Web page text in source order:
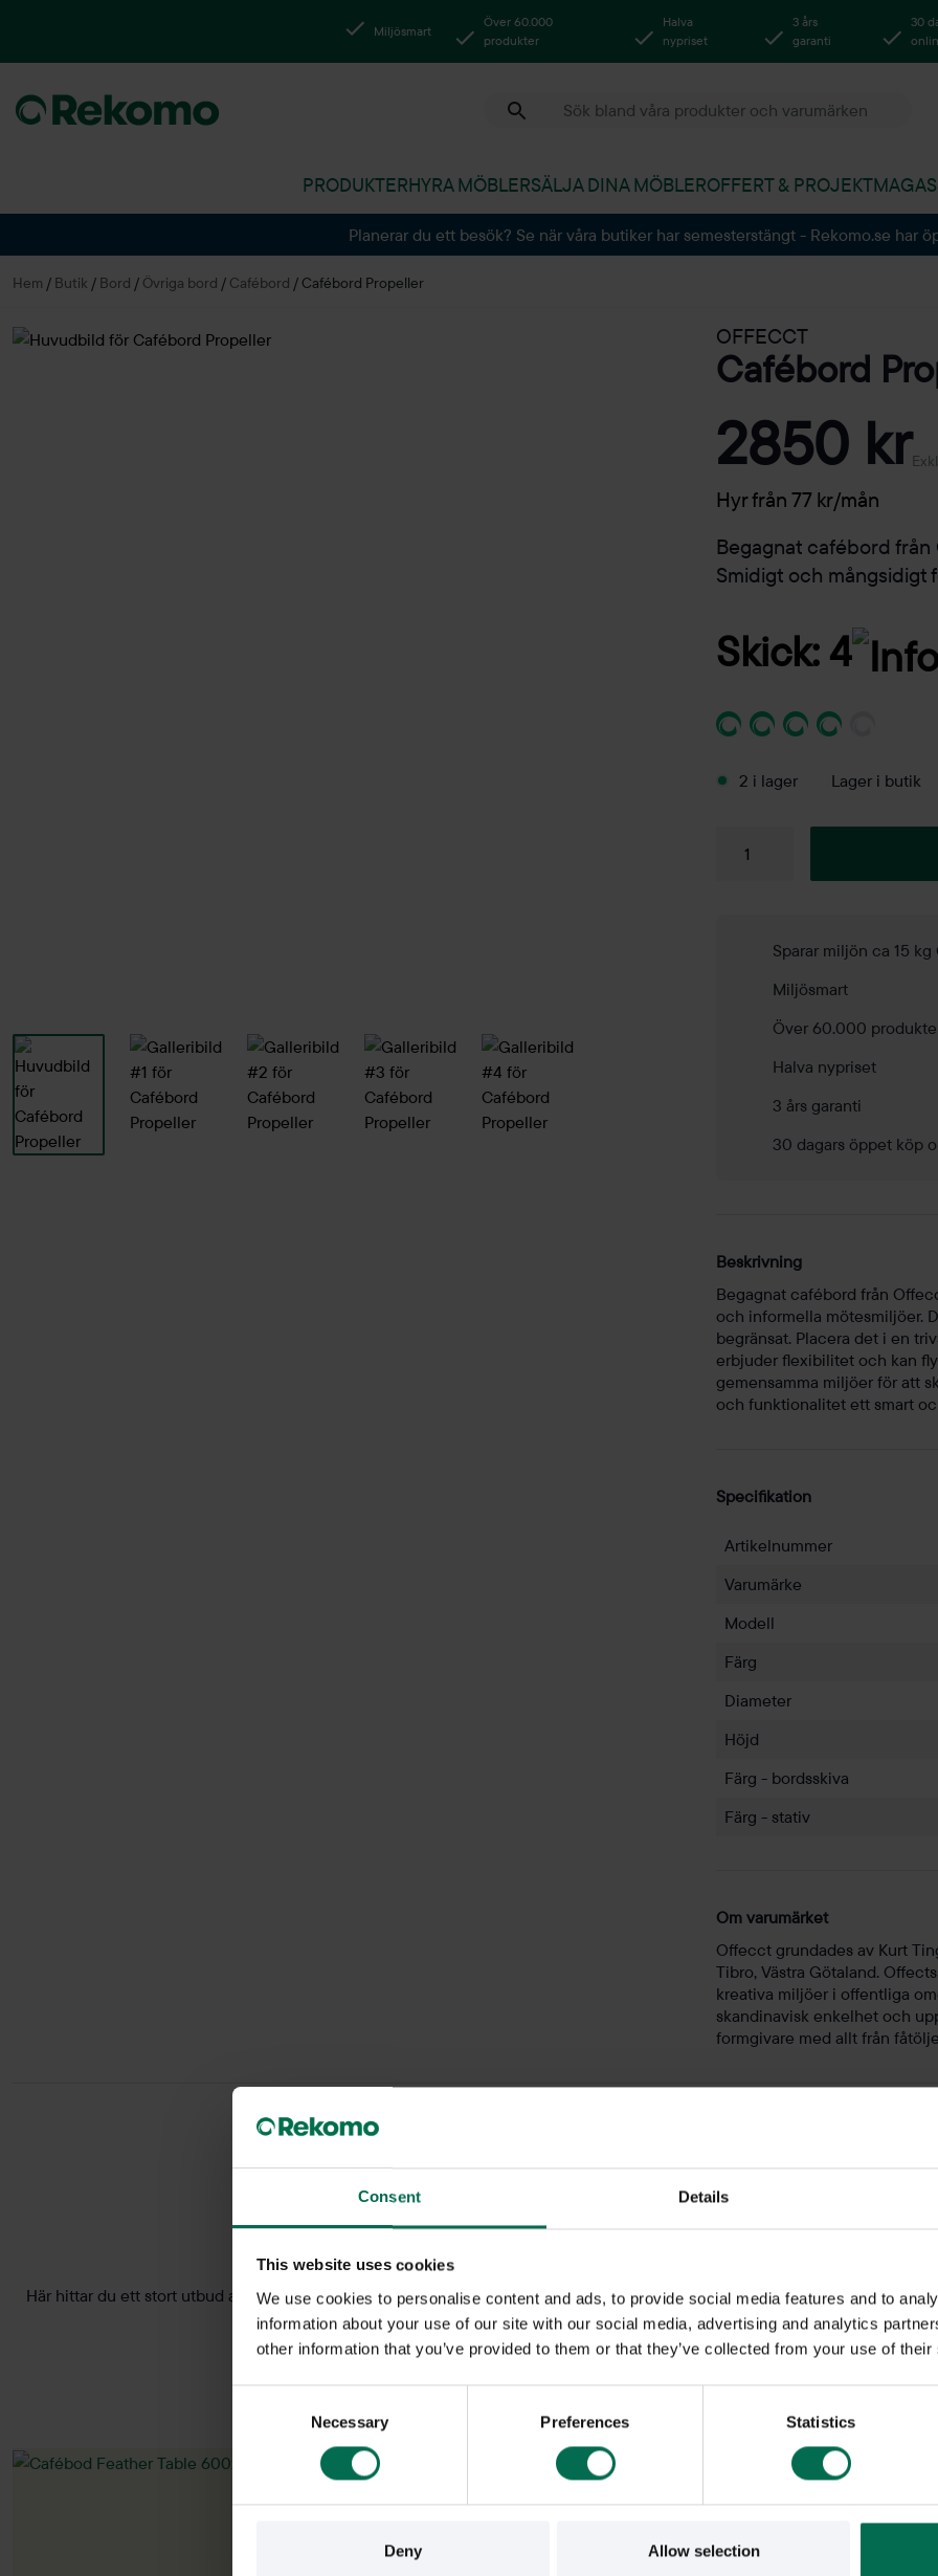
Consent Details
This website uses cookies
We use cookies to personalise content and ads, to provide social media features and to
information about your use of our site with our social media, advertising and analytics
other information that you’ve provided to them or that they’ve collected from your use of
Necessary Preferences Statistics
Deny Allow selection
Miljösmart
Över 60.000
produkter
Halva
nypriset
3 års
garanti
30
PRODUKTERHYRA MÖBLERSÄLJA DINA MÖBLEROFFERT & PROJEKT
Planerar du ett besök? Se när våra butiker har semesterstängt - Rekomo.se har
Hem / Butik / Bord / Övriga bord / Cafébord / Cafébord Propeller
OFFECCT
Cafébord
2850 kr
Hyr från 77 kr/mån
Begagnat cafébord
Smidigt och mångsidigt
Skick: 4
2 i lager Lager i butik
Cafébord
Sparar miljön ca 15 kg
Miljösmart
Över 60.000
Halva nypriset
3 års garanti
30 dagars öppet köp
Beskrivning
Begagnat cafébord från
och informella mötesmiljöer.
begränsat. Placera det i en
erbjuder flexibilitet och kan
gemensamma miljöer för att
och funktionalitet ett smart
Specifikation
Artikelnummer
Varumärke
Modell
Färg
Diameter
Höjd
Färg - bordsskiva
Färg - stativ
Om varumärket
Offecct grundades av Kurt
Tibro, Västra Götaland.
kreativa miljöer i offentliga
skandinavisk enkelhet och
formgivare med allt från
Cafébord
Här hittar du ett stort utbud av begagnade cafébord. Kafé- och fikarum tenderar att se likadana ut, nästan överallt. Skapa er
massor av former, färger och material för att kunna skapa sin egen